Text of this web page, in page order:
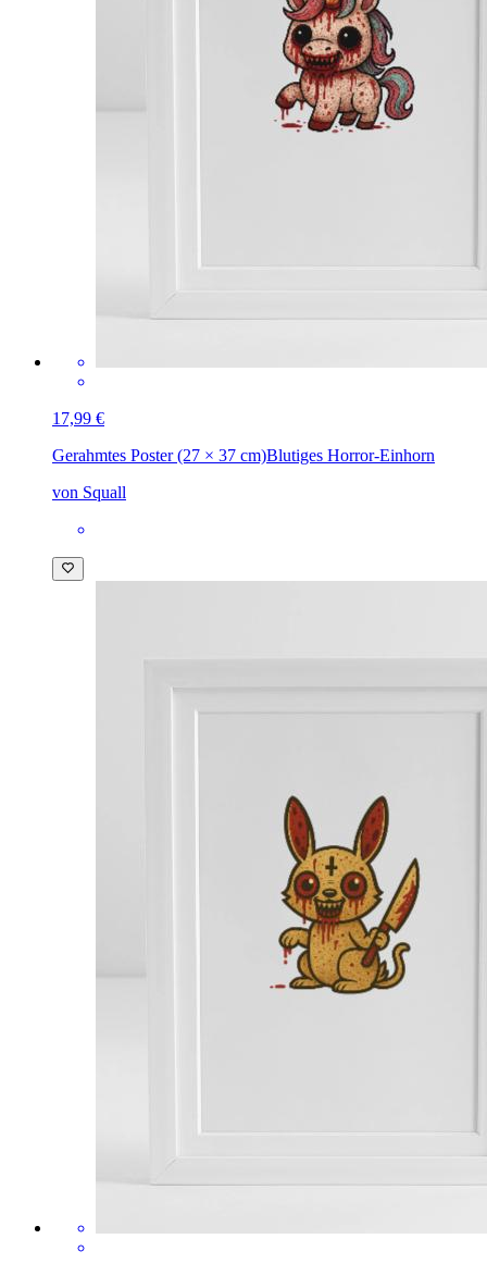
17,99 €
Gerahmtes Poster (27 × 37 cm)Blutiges Horror-Einhorn
von Squall